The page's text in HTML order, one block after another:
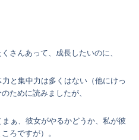
さんあって、成長したいのに、
と集中力は多くはない（他にけっ
ために読みましたが、
ぁ、彼女がやるかどうか、私が彼
ろですが）。